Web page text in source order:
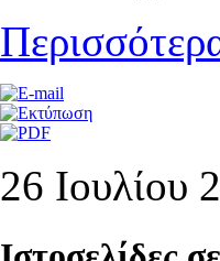
26 Ioυλίου